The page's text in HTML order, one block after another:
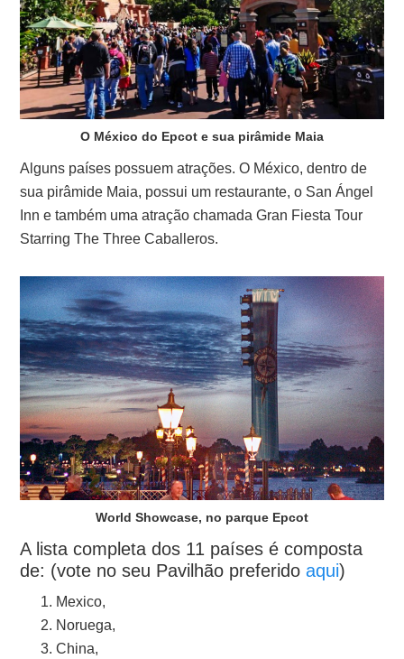
O México do Epcot e sua pirâmide Maia
Alguns países possuem atrações. O México, dentro de
sua pirâmide Maia, possui um restaurante, o San Ángel
Inn e também uma atração chamada Gran Fiesta Tour
Starring The Three Caballeros.
World Showcase, no parque Epcot
A lista completa dos 11 países é composta
de: (vote no seu Pavilhão preferidoaqui)
Mexico,
Noruega,
China,